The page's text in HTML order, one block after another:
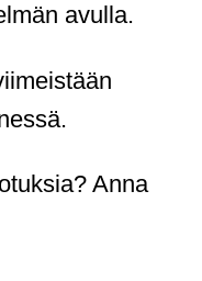
avulla.
Anna